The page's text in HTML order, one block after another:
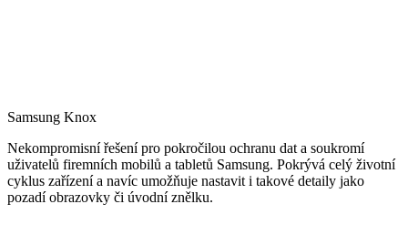
Samsung Knox
Nekompromisní řešení pro pokročilou ochranu dat a soukromí
uživatelů firemních mobilů a tabletů Samsung. Pokrývá celý životní
cyklus zařízení a navíc umožňuje nastavit i takové detaily jako
pozadí obrazovky či úvodní znělku.